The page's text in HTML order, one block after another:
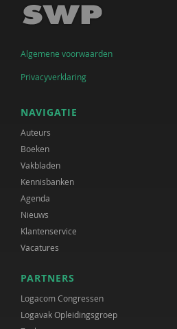
Algemene voorwaarden
Privacyverklaring
NAVIGATIE
Auteurs
Boeken
Vakbladen
Kennisbanken
Agenda
Nieuws
Klantenservice
Vacatures
PARTNERS
Logacom Congressen
Logavak Opleidingsgroep